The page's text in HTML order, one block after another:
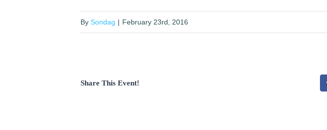
By Sondag | February 23rd, 2016
Share This Event!